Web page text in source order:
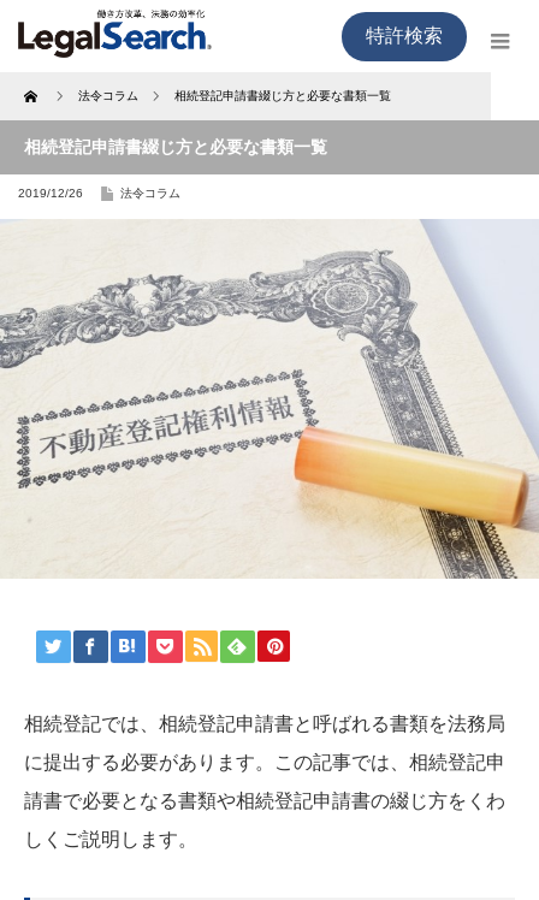
特許検索
Home 法令コラム 相続登記申請書綴じ方と必要な書類一覧
相続登記申請書綴じ方と必要な書類一覧
2019/12/26 法令コラム
相続登記では、相続登記申請書と呼ばれる書類を法務局
に提出する必要があります。この記事では、相続登記申
請書で必要となる書類や相続登記申請書の綴じ方をくわ
しくご説明します。